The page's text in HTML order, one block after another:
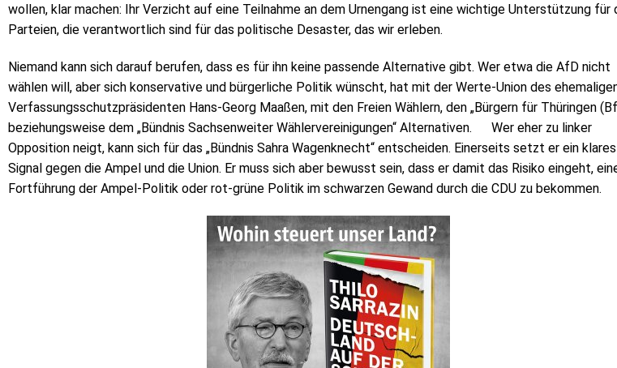
wollen, klar machen: Ihr Verzicht auf eine Teilnahme an dem Urnengang ist eine wichtige Unterstützung für
Parteien, die verantwortlich sind für das politische Desaster, das wir erleben.
Niemand kann sich darauf berufen, dass es für ihn keine passende Alternative gibt. Wer etwa die AfD nicht
wählen will, aber sich konservative und bürgerliche Politik wünscht, hat mit der Werte-Union des
Verfassungsschutzpräsidenten Hans-Georg Maaßen, mit den Freien Wählern, den „Bürgern für Thüringen
beziehungsweise dem „Bündnis Sachsenweiter Wählervereinigungen“ Alternativen. Wer eher zu linker
Opposition neigt, kann sich für das „Bündnis Sahra Wagenknecht“ entscheiden. Einerseits setzt er ein klares
Signal gegen die Ampel und die Union. Er muss sich aber bewusst sein, dass er damit das Risiko eingeht,
Fortführung der Ampel-Politik oder rot-grüne Politik im schwarzen Gewand durch die CDU zu bekommen.